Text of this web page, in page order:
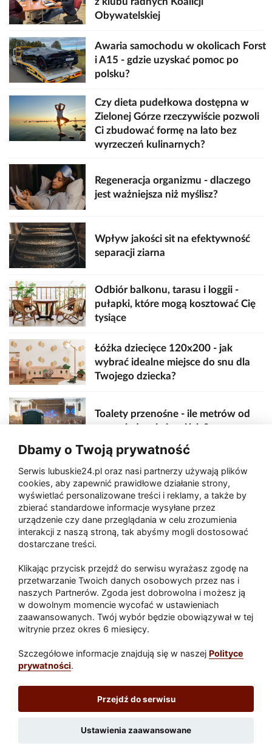
Obywatelskiej
Awaria samochodu w okolicach Forst
i A15 - gdzie uzyskać pomoc po
polsku?
Czy dieta pudełkowa dostępna w
Zielonej Górze rzeczywiście pozwoli
Ci zbudować formę na lato bez
wyrzeczeń kulinarnych?
Regeneracja organizmu - dlaczego
jest ważniejsza niż myślisz?
Wpływ jakości sit na efektywność
separacji ziarna
Odbiór balkonu, tarasu i loggii -
pułapki, które mogą kosztować Cię
tysiące
Łóżka dziecięce 120x200 - jak
wybrać idealne miejsce do snu dla
Twojego dziecka?
Toalety przenośne - ile metrów od
sceny, jedzenia i wejścia?
Zaatakował seniora na "kwadracie"
Akcja po pożarze w Gorzowie.
Ruszyła rozbiórka ściany spalonej
Paliwa
Raport Dodaj raport
Sport
Lubuskie24.pl
Redakcja|Wynajem aut Teneryfa – NaTeneryfie.pl|Patronat|
Dbamy o Twoją prywatność
Serwis lubuskie24.pl oraz nasi partnerzy używają plików
cookies, aby zapewnić prawidłowe działanie strony,
wyświetlać personalizowane treści i reklamy, a także by
zbierać standardowe informacje wysyłane przez
urządzenie czy dane przeglądania w celu zrozumienia
interakcji z naszą stroną, tak abyśmy mogli dostosować
dostarczane treści.
Klikając przycisk przejdź do serwisu wyrażasz zgodę na
przetwarzanie Twoich danych osobowych przez nas i
naszych Partnerów. Zgoda jest dobrowolna i możesz ją
w dowolnym momencie wycofać w ustawieniach
zaawansowanych. Twój wybór będzie obowiązywał w tej
witrynie przez okres 6 miesięcy.
Szczegółowe informacje znajdują się w naszej Polityce
prywatności.
Przejdź do serwisu
Ustawienia zaawansowane